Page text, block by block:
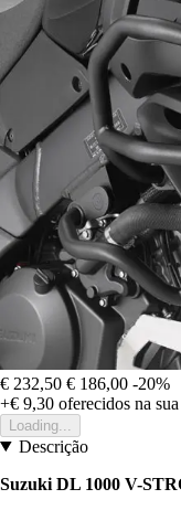
€ 232,50 € 186,00 -20%
+€ 9,30 oferecidos na
Loading...
Descrição
Suzuki DL 1000 V-